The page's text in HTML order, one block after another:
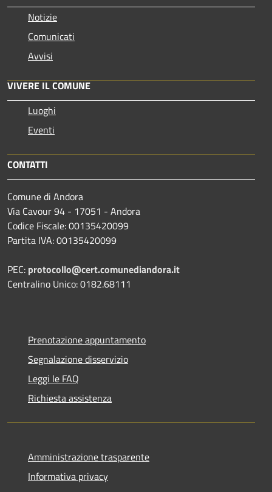
Notizie
Comunicati
Avvisi
VIVERE IL COMUNE
Luoghi
Eventi
CONTATTI
Comune di Andora
Via Cavour 94 - 17051 - Andora
Codice Fiscale: 00135420099
Partita IVA: 00135420099
PEC: protocollo@cert.comunediandora.it
Centralino Unico: 0182.68111
Prenotazione appuntamento
Segnalazione disservizio
Leggi le FAQ
Richiesta assistenza
Amministrazione trasparente
Informativa privacy